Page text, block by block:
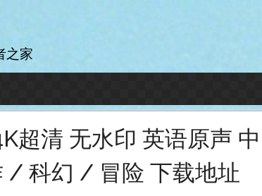
之家
超清 无水印 英语原声 中
/ 科幻 / 冒险 下载地址